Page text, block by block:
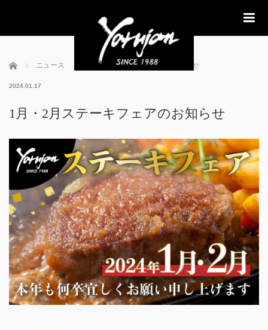
ホーム ニュース 1月・2月ステーキフェアのお知らせ
2024.01.17
1月・2月ステーキフェアのお知らせ